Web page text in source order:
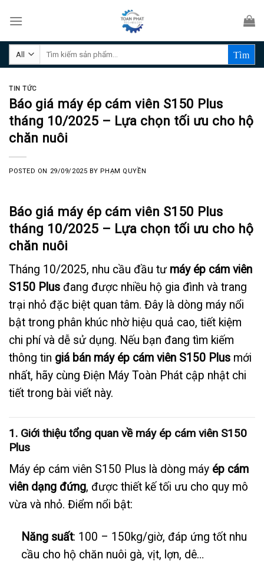
Tìm
TIN TỨC
Báo giá máy ép cám viên S150 Plus
tháng 10/2025 – Lựa chọn tối ưu cho hộ
chăn nuôi
POSTED ON 29/09/2025 BYPHẠM QUYỀN
Báo giá máy ép cám viên S150 Plus
tháng 10/2025 – Lựa chọn tối ưu cho hộ
chăn nuôi
Tháng 10/2025, nhu cầu đầu tư máy ép cám viên
S150 Plus đang được nhiều hộ gia đình và trang
trại nhỏ đặc biệt quan tâm. Đây là dòng máy nổi
bật trong phân khúc nhờ hiệu quả cao, tiết kiệm
chi phí và dễ sử dụng. Nếu bạn đang tìm kiếm
thông tin giá bán máy ép cám viên S150 Plus mới
nhất, hãy cùng Điện Máy Toàn Phát cập nhật chi
tiết trong bài viết này.
1. Giới thiệu tổng quan về máy ép cám viên S150
Plus
Máy ép cám viên S150 Plus là dòng máy ép cám
viên dạng đứng, được thiết kế tối ưu cho quy mô
vừa và nhỏ. Điểm nổi bật:
Năng suất: 100 – 150kg/giờ, đáp ứng tốt nhu
cầu cho hộ chăn nuôi gà, vịt, lợn, dê…